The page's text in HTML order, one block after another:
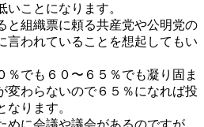
ことになります。
と組織票に頼る共産党や公明党の
言われていることを想起してもい
％でも６０〜６５％でも凝り固ま
変わらないので６５％になれば投
ります。